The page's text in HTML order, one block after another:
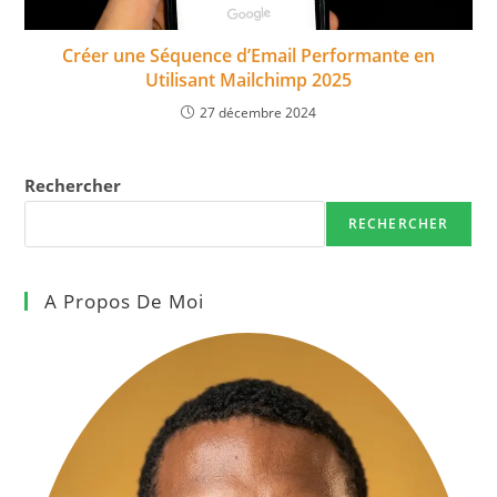
Créer une Séquence d’Email Performante en
Utilisant Mailchimp 2025
27 décembre 2024
Rechercher
RECHERCHER
A Propos De Moi